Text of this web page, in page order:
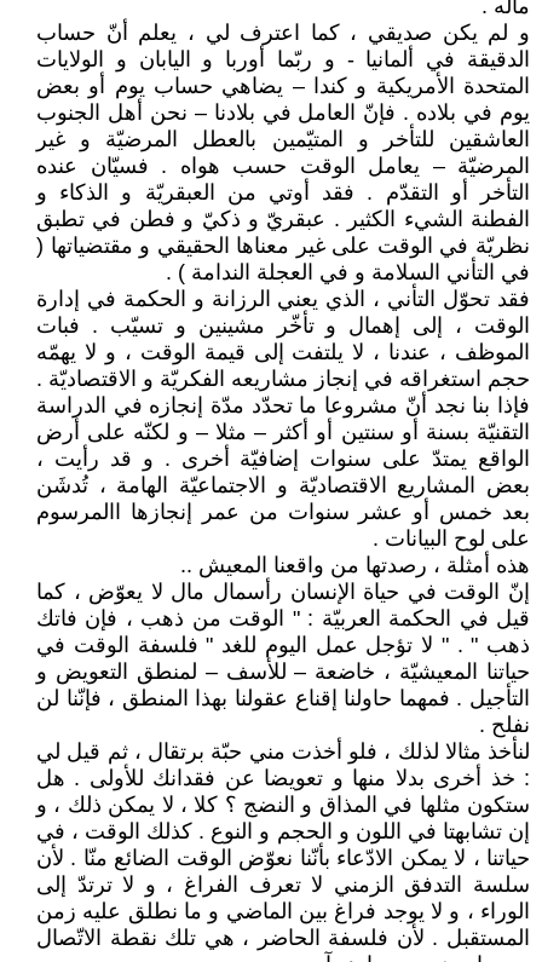
ماله .
و لم يكن صديقي ، كما اعترف لي ، يعلم أنّ حساب
الدقيقة في ألمانيا - و ربّما أوربا و اليابان و الولايات
المتحدة الأمريكية و كندا – يضاهي حساب يوم أو بعض
يوم في بلاده . فإنّ العامل في بلادنا – نحن أهل الجنوب
العاشقين للتأخر و المتيّمين بالعطل المرضيّة و غير
المرضيّة – يعامل الوقت حسب هواه . فسيّان عنده
التأخر أو التقدّم . فقد أوتي من العبقريّة و الذكاء و
الفطنة الشيء الكثير . عبقريّ و ذكيّ و فطن في تطبق
نظريّة في الوقت على غير معناها الحقيقي و مقتضياتها (
في التأني السلامة و في العجلة الندامة ) .
فقد تحوّل التأني ، الذي يعني الرزانة و الحكمة في إدارة
الوقت ، إلى إهمال و تأخّر مشينين و تسيّب . فبات
الموظف ، عندنا ، لا يلتفت إلى قيمة الوقت ، و لا يهمّه
حجم استغراقه في إنجاز مشاريعه الفكريّة و الاقتصاديّة .
فإذا بنا نجد أنّ مشروعا ما تحدّد مدّة إنجازه في الدراسة
التقنيّة بسنة أو سنتين أو أكثر – مثلا – و لكنّه على أرض
الواقع يمتدّ على سنوات إضافيّة أخرى . و قد رأيت ،
بعض المشاريع الاقتصاديّة و الاجتماعيّة الهامة ، تُدشَن
بعد خمس أو عشر سنوات من عمر إنجازها االمرسوم
على لوح البيانات .
هذه أمثلة ، رصدتها من واقعنا المعيش ..
إنّ الوقت في حياة الإنسان رأسمال مال لا يعوّض ، كما
قيل في الحكمة العربيّة : " الوقت من ذهب ، فإن فاتك
ذهب " . " لا تؤجل عمل اليوم للغد " فلسفة الوقت في
حياتنا المعيشيّة ، خاضعة – للأسف – لمنطق التعويض و
التأجيل . فمهما حاولنا إقناع عقولنا بهذا المنطق ، فإنّنا لن
نفلح .
لنأخذ مثالا لذلك ، فلو أخذت مني حبّة برتقال ، ثم قيل لي
: خذ أخرى بدلا منها و تعويضا عن فقدانك للأولى . هل
ستكون مثلها في المذاق و النضج ؟ كلا ، لا يمكن ذلك ، و
إن تشابهتا في اللون و الحجم و النوع . كذلك الوقت ، في
حياتنا ، لا يمكن الادّعاء بأنّنا نعوّض الوقت الضائع منّا . لأن
سلسة التدفق الزمني لا تعرف الفراغ ، و لا ترتدّ إلى
الوراء ، و لا يوجد فراغ بين الماضي و ما نطلق عليه زمن
المستقبل . لأن فلسفة الحاضر ، هي تلك نقطة الاتّصال